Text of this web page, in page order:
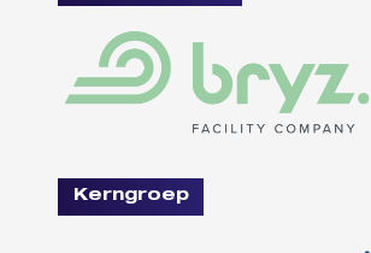
Kerngroep